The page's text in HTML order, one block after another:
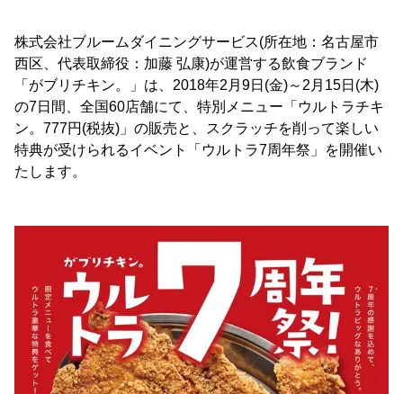
株式会社ブルームダイニングサービス(所在地：名古屋市
西区、代表取締役：加藤 弘康)が運営する飲食ブランド
「がブリチキン。」は、2018年2月9日(金)～2月15日(木)
の7日間、全国60店舗にて、特別メニュー「ウルトラチキ
ン。777円(税抜)」の販売と、スクラッチを削って楽しい
特典が受けられるイベント「ウルトラ7周年祭」を開催い
たします。